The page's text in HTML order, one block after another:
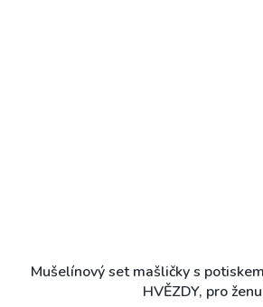
Mušelínový set mašličky s
HVĚZDY, pro ženu